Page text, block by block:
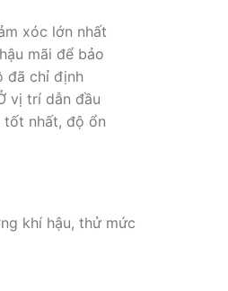
xóc lớn nhất
mãi để bảo
đã chỉ định
vị trí dẫn đầu
tốt nhất, độ ổn
khí hậu, thử mức